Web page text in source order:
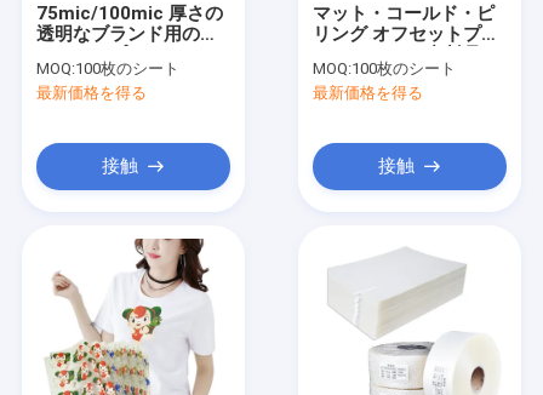
75mic/100mic 厚さの
透明なブランド用のス
ルム
MOQ:100枚のシート
最新価格を得る
接触
マット・コールド・ピ
リング オフセットプリ
クリーンプリント プリ
ンターフィルム
MOQ:100枚のシート
最新価格を得る
接触